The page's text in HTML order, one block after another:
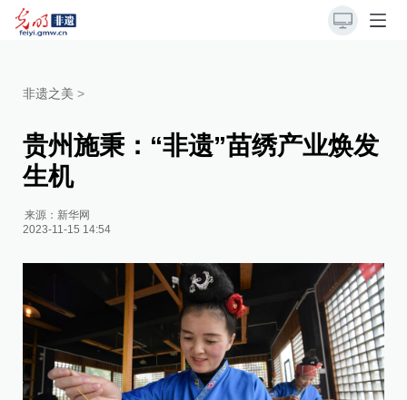
非遗之美 >
贵州施秉：“非遗”苗绣产业焕发
生机
来源： 新华网
2023-11-15 14:54